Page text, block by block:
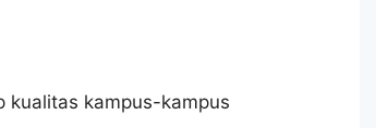
kualitas kampus-kampus